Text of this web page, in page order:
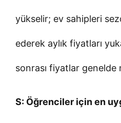
yükselir; ev sahipleri
ederek aylık fiyatları
sonrası fiyatlar genelde
S: Öğrenciler için en